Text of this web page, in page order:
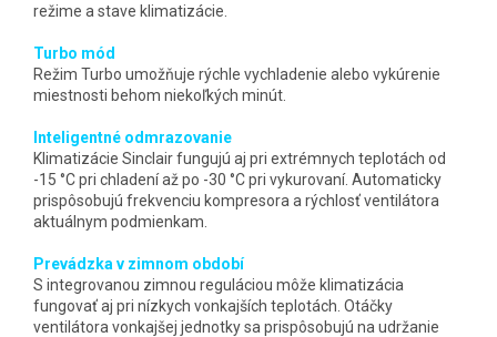
režime a stave klimatizácie.
Turbo mód
Režim Turbo umožňuje rýchle vychladenie alebo vykúrenie
miestnosti behom niekoľkých minút.
Inteligentné odmrazovanie
Klimatizácie Sinclair fungujú aj pri extrémnych teplotách od
-15 °C pri chladení až po -30 °C pri vykurovaní. Automaticky
prispôsobujú frekvenciu kompresora a rýchlosť ventilátora
aktuálnym podmienkam.
Prevádzka v zimnom období
S integrovanou zimnou reguláciou môže klimatizácia
fungovať aj pri nízkych vonkajších teplotách. Otáčky
ventilátora vonkajšej jednotky sa prispôsobujú na udržanie